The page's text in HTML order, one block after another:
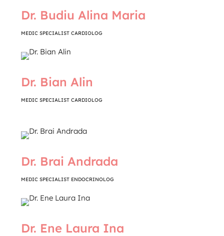
Dr. Budiu Alina Maria
MEDIC SPECIALIST CARDIOLOG
Dr. Bian Alin
MEDIC SPECIALIST CARDIOLOG
Dr. Brai Andrada
MEDIC SPECIALIST ENDOCRINOLOG
Dr. Ene Laura Ina